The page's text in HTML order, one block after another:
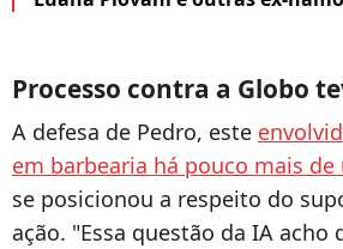
Processo contra a Globo
A defesa de Pedro, este
em barbearia há pouco mais de
se posicionou a respeito do
ação. "Essa questão da IA acho